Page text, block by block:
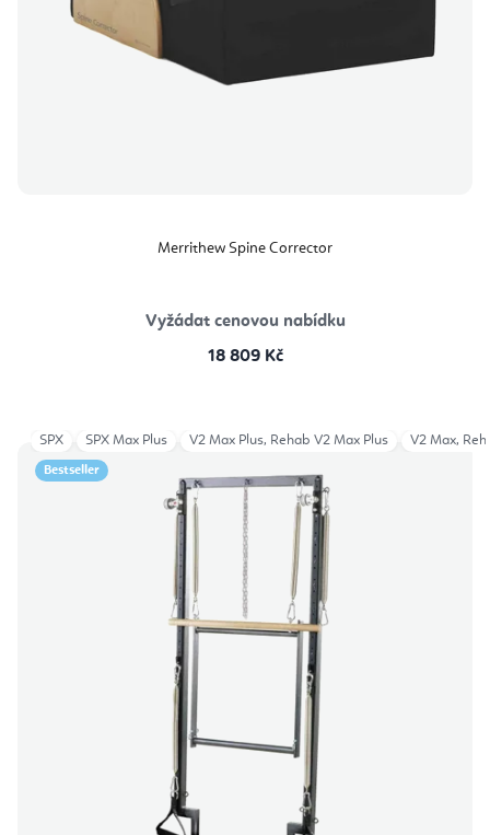
Merrithew Spine Corrector
Vyžádat cenovou nabídku
18 809 Kč
Bestseller
SPX SPX Max Plus V2 Max Plus, Rehab V2 Max Plus V2 Max,